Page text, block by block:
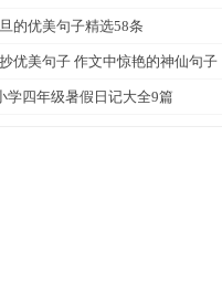
的优美句子精选58条
优美句子 作文中惊艳的神仙句子
学四年级暑假日记大全9篇